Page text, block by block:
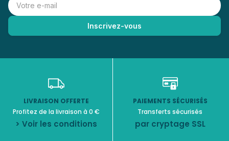
LIVRAISON OFFERTE
Profitez de la livraison à 0 €
> Voir les conditions
PAIEMENTS SÉCURISÉS
Transferts sécurisés
par cryptage SSL